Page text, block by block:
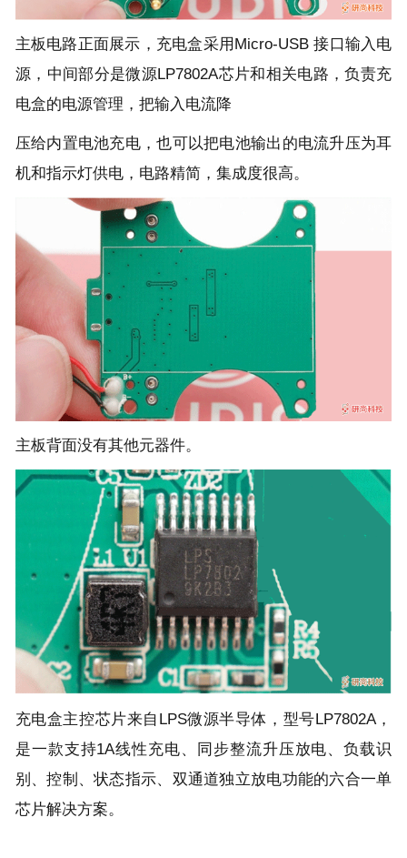
主板电路正面展示，充电盒采用Micro-USB 接口输入电
源，中间部分是微源LP7802A芯片和相关电路，负责充
电盒的电源管理，把输入电流降
压给内置电池充电，也可以把电池输出的电流升压为耳
机和指示灯供电，电路精简，集成度很高。
主板背面没有其他元器件。
充电盒主控芯片来自LPS微源半导体，型号LP7802A，
是一款支持1A线性充电、同步整流升压放电、负载识
别、控制、状态指示、双通道独立放电功能的六合一单
芯片解决方案。